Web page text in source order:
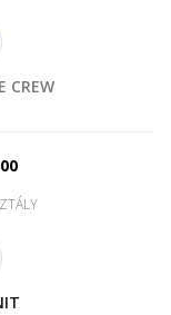
CREW